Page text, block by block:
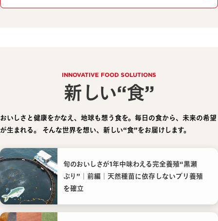
INNOVATIVE FOOD SOLUTIONS
新しい“食”
おいしさと健康をかなえ、地球も想う食を。毎日の食から、未来の希望
が生まれる。
そんな世界を想い、新しい“食”をお届けします。
旬のおいしさが1年中味わえる完全養殖“黒瀬
ぶり”｜前編｜天然種苗に依存しないブリ養殖
を確立